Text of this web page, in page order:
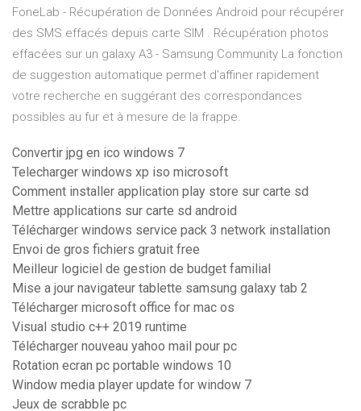
FoneLab - Récupération de Données Android pour récupérer
des SMS effacés depuis carte SIM . Récupération photos
effacées sur un galaxy A3 - Samsung Community La fonction
de suggestion automatique permet d'affiner rapidement
votre recherche en suggérant des correspondances
possibles au fur et à mesure de la frappe.
Convertir jpg en ico windows 7
Telecharger windows xp iso microsoft
Comment installer application play store sur carte sd
Mettre applications sur carte sd android
Télécharger windows service pack 3 network installation
Envoi de gros fichiers gratuit free
Meilleur logiciel de gestion de budget familial
Mise a jour navigateur tablette samsung galaxy tab 2
Télécharger microsoft office for mac os
Visual studio c++ 2019 runtime
Télécharger nouveau yahoo mail pour pc
Rotation ecran pc portable windows 10
Window media player update for window 7
Jeux de scrabble pc